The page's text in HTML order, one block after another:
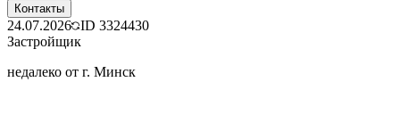
Контакты
24.07.2026 ID 3324430
Застройщик
недалеко от г. Минск